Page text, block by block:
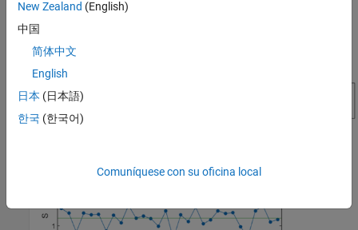
Response Surface Designs
Fractional Factorial Designs
New Zealand (English)
中国
简体中文
English
日本 (日本語)
한국 (한국어)
Comuníquese con su oficina local